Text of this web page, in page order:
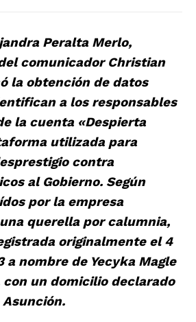
Peralta Merlo,
comunicador Christian
la obtención de datos
a los responsables
la cuenta «Despierta
utilizada para
contra
al Gobierno. Según
por la empresa
querella por calumnia,
originalmente el 4
a nombre de Yecyka Magle
con un domicilio declarado